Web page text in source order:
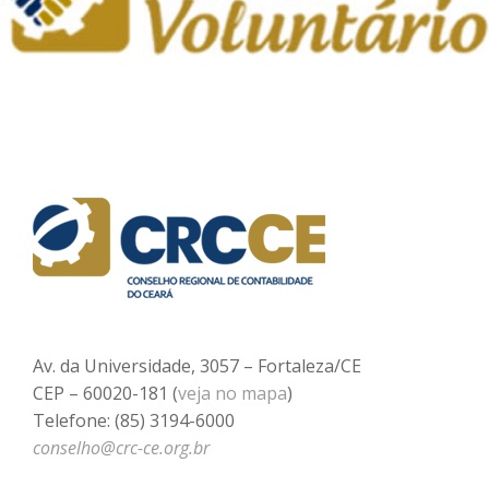
Av. da Universidade, 3057 – Fortaleza/CE
CEP – 60020-181 (veja no mapa)
Telefone: (85) 3194-6000
conselho@crc-ce.org.br